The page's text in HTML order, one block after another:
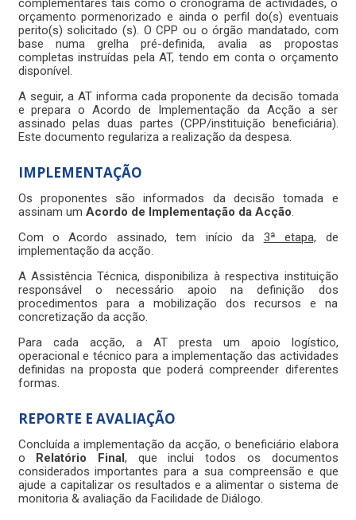
complementares tais como o cronograma de actividades, o
orçamento pormenorizado e ainda o perfil do(s) eventuais
perito(s) solicitado (s). O CPP ou o órgão mandatado, com
base numa grelha pré-definida, avalia as propostas
completas instruídas pela AT, tendo em conta o orçamento
disponível.
A seguir, a AT informa cada proponente da decisão tomada
e prepara o Acordo de Implementação da Acção a ser
assinado pelas duas partes (CPP/instituição beneficiária).
Este documento regulariza a realização da despesa.
IMPLEMENTAÇÃO
Os proponentes são informados da decisão tomada e
assinam um Acordo de Implementação da Acção.
Com o Acordo assinado, tem início da 3ª etapa, de
implementação da acção.
A Assistência Técnica, disponibiliza à respectiva instituição
responsável o necessário apoio na definição dos
procedimentos para a mobilização dos recursos e na
concretização da acção.
Para cada acção, a AT presta um apoio logístico,
operacional e técnico para a implementação das actividades
definidas na proposta que poderá compreender diferentes
formas.
REPORTE E AVALIAÇÃO
Concluída a implementação da acção, o beneficiário elabora
o Relatório Final, que inclui todos os documentos
considerados importantes para a sua compreensão e que
ajude a capitalizar os resultados e a alimentar o sistema de
monitoria & avaliação da Facilidade de Diálogo.